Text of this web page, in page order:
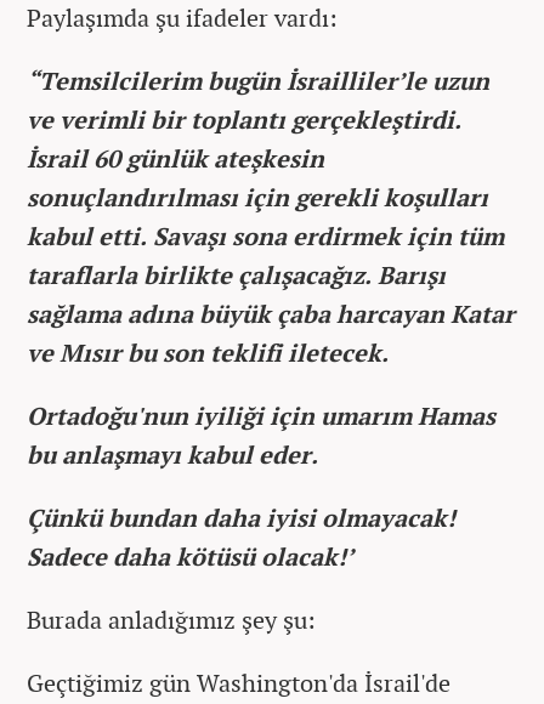
Paylaşımda şu ifadeler vardı:
“Temsilcilerim bugün İsrailliler’le uzun
ve verimli bir toplantı gerçekleştirdi.
İsrail 60 günlük ateşkesin
sonuçlandırılması için gerekli koşulları
kabul etti. Savaşı sona erdirmek için tüm
taraflarla birlikte çalışacağız. Barışı
sağlama adına büyük çaba harcayan Katar
ve Mısır bu son teklifi iletecek.
Ortadoğu'nun iyiliği için umarım Hamas
bu anlaşmayı kabul eder.
Çünkü bundan daha iyisi olmayacak!
Sadece daha kötüsü olacak!’
Burada anladığımız şey şu:
Geçtiğimiz gün Washington'da İsrail'de